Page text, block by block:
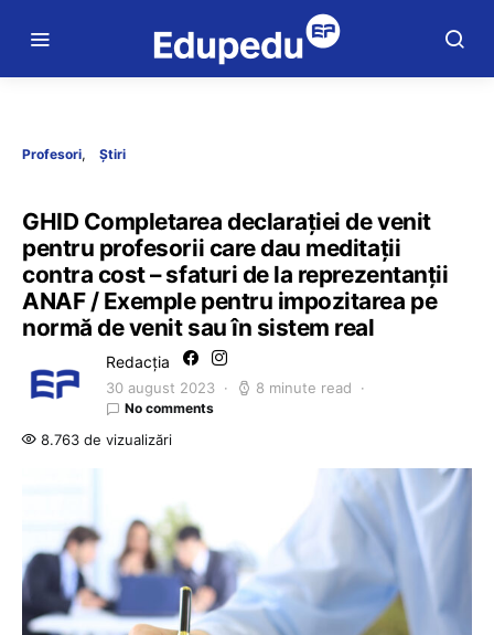
Profesori Știri
GHID Completarea declarației de venit
pentru profesorii care dau meditații
contra cost – sfaturi de la reprezentanții
ANAF / Exemple pentru impozitarea pe
normă de venit sau în sistem real
Redacția
30 august 2023 8 minute read
No comments
8.763 de vizualizări